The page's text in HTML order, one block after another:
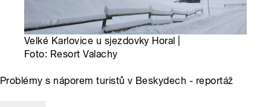
Velké Karlovice u sjezdovky Horal |
Foto: Resort Valachy
Problémy s náporem turistů v Beskydech - reportáž